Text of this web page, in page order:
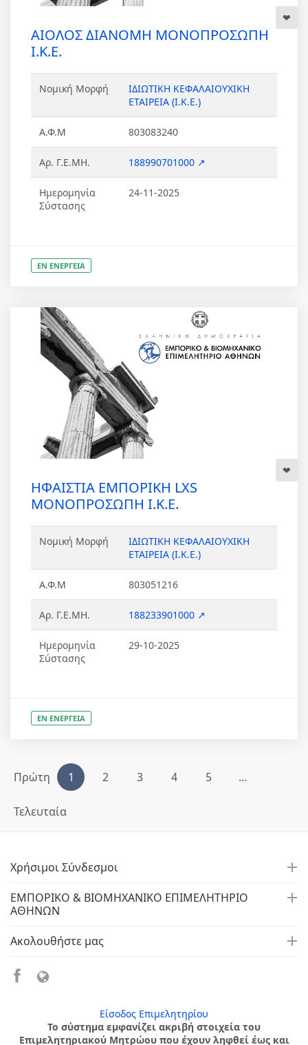
ΑΙΟΛΟΣ ΔΙΑΝΟΜΗ ΜΟΝΟΠΡΟΣΩΠΗ
Ι.Κ.Ε.
Νομική Μορφή
ΙΔΙΩΤΙΚΗ ΚΕΦΑΛΑΙΟΥΧΙΚΗ
ΕΤΑΙΡΕΙΑ (Ι.Κ.Ε.)
Α.Φ.Μ 803083240
Αρ. Γ.Ε.ΜΗ. 188990701000 ↗
Ημερομηνία
Σύστασης
24-11-2025
ΕΝ ΕΝΕΡΓΕΙΑ
ΗΦΑΙΣΤΙΑ ΕΜΠΟΡΙΚΗ LXS
ΜΟΝΟΠΡΟΣΩΠΗ Ι.Κ.Ε.
Νομική Μορφή
ΙΔΙΩΤΙΚΗ ΚΕΦΑΛΑΙΟΥΧΙΚΗ
ΕΤΑΙΡΕΙΑ (Ι.Κ.Ε.)
Α.Φ.Μ 803051216
Αρ. Γ.Ε.ΜΗ. 188233901000 ↗
Ημερομηνία
Σύστασης
29-10-2025
ΕΝ ΕΝΕΡΓΕΙΑ
Πρώτη 1 2 3 4 5 ...
Τελευταία
Χρήσιμοι Σύνδεσμοι
ΕΜΠΟΡΙΚΟ & ΒΙΟΜΗΧΑΝΙΚΟ ΕΠΙΜΕΛΗΤΗΡΙΟ
ΑΘΗΝΩΝ
Ακολουθήστε μας
Είσοδος Επιμελητηρίου
Το σύστημα εμφανίζει ακριβή στοιχεία του
Επιμελητηριακού Μητρώου που έχουν ληφθεί έως και